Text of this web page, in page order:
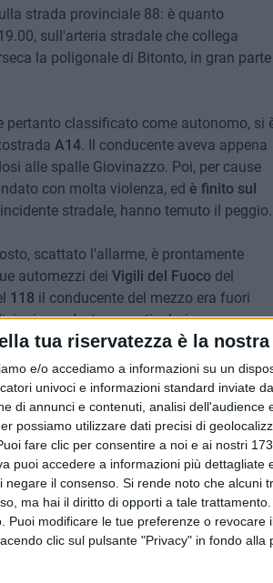
tua riservatezza è la
e/o accediamo a informazioni su un
univoci e informazioni standard inviate
di annunci e contenuti, analisi dell'audience
possiamo utilizzare dati precisi di
fare clic per consentire a noi e ai nostri
puoi accedere a informazioni più dettagliate
il consenso. Si rende noto che alcuni
ma hai il diritto di opporti a tale
Puoi modificare le tue preferenze o revocare
clic sul pulsante "Privacy" in fondo alla
strada provinciale 88: è quanto
sull'arteria stradale che collega
la poligonale di Bitonto, in gran parte
classificato come autonomo, si
A14. Il conducente aveva appena
alle spalle Giovinazzo. Poi, per cause
con molta violenza, ed è finito sul
stradale, hanno temuto il peggio.
scattato l'allarme, è prontamente
automezzi dei Vigili del Fuocodel
118 il conducente del mezzo era fuori
non destano particolari
anche se è stato invitato a sottoporsi
, competenti per territorio, si sono
della gestione della viabilità
con violenza, ma le cause